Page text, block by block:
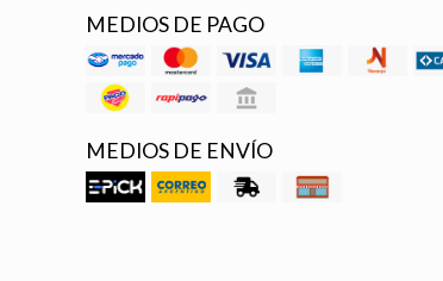
MEDIOS DE PAGO
MEDIOS DE ENVÍO